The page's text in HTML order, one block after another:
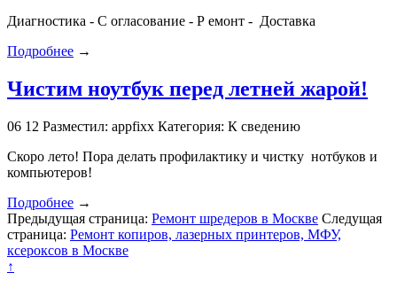
Диагностика - С огласование - Р емонт - Доставка
Подробнее →
Чистим ноутбук перед летней жарой!
06 12 Разместил: appfixx Категория: К сведению
Скоро лето! Пора делать профилактику и чистку нотбуков и
компьютеров!
Подробнее →
Предыдущая страница: Ремонт шредеров в Москве Следущая
страница: Ремонт копиров, лазерных принтеров, МФУ,
ксероксов в Москве
↑